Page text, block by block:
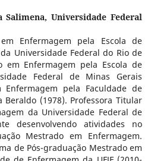
Salimena,Universidade Federal
Enfermagem pela Escola de
Universidade Federal do Rio de
em Enfermagem pela Escola de
Federal de Minas Gerais
Enfermagem pela Faculdade de
Beraldo (1978). Professora Titular
da Universidade Federal de
desenvolvendo atividades no
Mestrado em Enfermagem.
de Pós-graduação Mestrado em